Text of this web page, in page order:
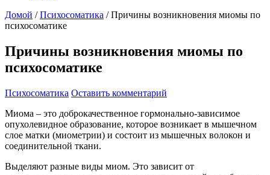
Домой / Психосоматика / Причины возникновения миомы по
психосоматике
Причины возникновения миомы по
психосоматике
Психосоматика Оставить комментарий
Миома – это доброкачественное гормонально-зависимое
опухолевидное образование, которое возникает в мышечном
слое матки (миометрии) и состоит из мышечных волокон и
соединительной ткани.
Выделяют разные виды миом. Это зависит от